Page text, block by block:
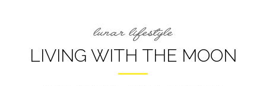
LIVING WITH THE MOON